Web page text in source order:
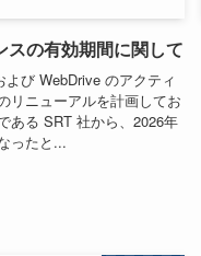
スの有効期間に関して
び WebDrive のアクティ
リニューアルを計画してお
ある SRT 社から、2026年
ったと...